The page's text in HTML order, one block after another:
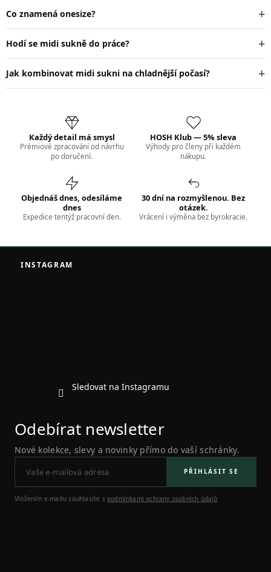
Co znamená onesize?
Hodí se midi sukně do práce?
Jak kombinovat midi sukni na chladnější počasí?
Každý detail má smysl
Prémiové zpracování od návrhu
po doručení.
HOSH Klub — 5% sleva
Výhody pro členy při každém
nákupu.
Objednáš dnes, odesíláme
dnes
Expedice tentýž pracovní den.
30 dní na rozmyšlenou. Bez
otázek.
Vrácení i výměna bez byrokracie.
Z
INSTAGRAM
Sledovat na Instagramu
Odebírat newsletter
Nové kolekce, slevy a novinky přímo do vaší schránky.
PŘIHLÁSIT SE
Vložením e-mailu souhlasíte s podmínkami ochrany osobních údajů